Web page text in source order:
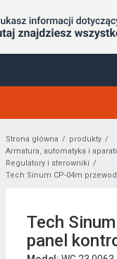
Strona główna
produkty
Armatura, automatyka i
Regulatory i sterowniki
Tech Sinum CP-04m
Tech
panel